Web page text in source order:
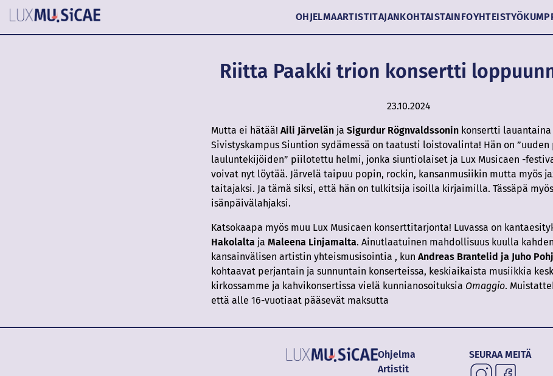
OHJELMAARTISTITAJANKOHTAISTAINFO
Riitta Paakki trion konsertti
23.10.2024
Mutta ei hätää! Aili Järvelän ja Sigurdur Rögnvaldssonin konsertti lauantaina
Sivistyskampus Siuntion sydämessä on taatusti loistovalinta! Hän on ”uuden
lauluntekijöiden” piilotettu helmi, jonka siuntiolaiset ja Lux Musicaen -
voivat nyt löytää. Järvelä taipuu popin, rockin, kansanmusiikin mutta myös
taitajaksi. Ja tämä siksi, että hän on tulkitsija isoilla kirjaimilla. Tässäpä
isänpäivälahjaksi.
Katsokaapa myös muu Lux Musicaen konserttitarjonta! Luvassa on
Hakolalta ja Maleena Linjamalta. Ainutlaatuinen mahdollisuus kuulla kahden
kansainvälisen artistin yhteismusisointia , kun Andreas Brantelid ja Juho
kohtaavat perjantain ja sunnuntain konserteissa, keskiaikaista musiikkia
kirkossamme ja kahvikonsertissa vielä kunnianosoituksia Omaggio.
että alle 16-vuotiaat pääsevät maksutta
Ohjelma
Artistit
SEURAA MEITÄ